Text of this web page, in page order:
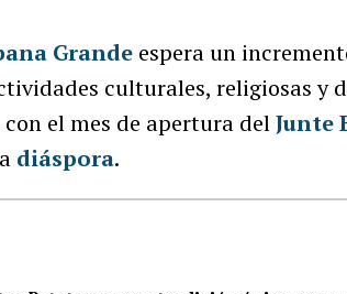
Grande espera un
culturales, religiosas y
el mes de apertura delJunte
diáspora.